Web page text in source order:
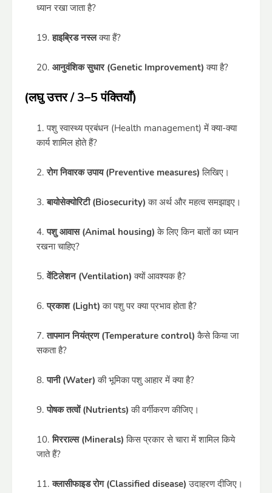
ध्यान रखा जाता है?
हाइब्रिड नस्लक्या हैं?
आनुवंशिक सुधार (Genetic Improvement) क्या है?
(लघु उत्तर / 3–5 पंक्तियाँ)
पशु स्वास्थ्य प्रबंधन (Health management) में क्या-क्या
कार्य शामिल होते हैं?
रोग निवारक उपाय (Preventive measures) लिखिए।
बायोसेक्योरिटी (Biosecurity) का अर्थ और महत्व समझाइए।
पशु आवास (Animal housing) के लिए किन बातों का ध्यान
रखना चाहिए?
वेंटिलेशन (Ventilation) क्यों आवश्यक है?
प्रकाश (Light) का पशु पर क्या प्रभाव होता है?
तापमान नियंत्रण (Temperature control) कैसे किया जा
सकता है?
पानी (Water) की भूमिका पशु आहार में क्या है?
पोषक तत्वों (Nutrients) की वर्गीकरण कीजिए।
मिरराल्स (Minerals) किस प्रकार से चारा में शामिल किये
जाते हैं?
क्लासीफाइड रोग (Classified disease) उदाहरण दीजिए।